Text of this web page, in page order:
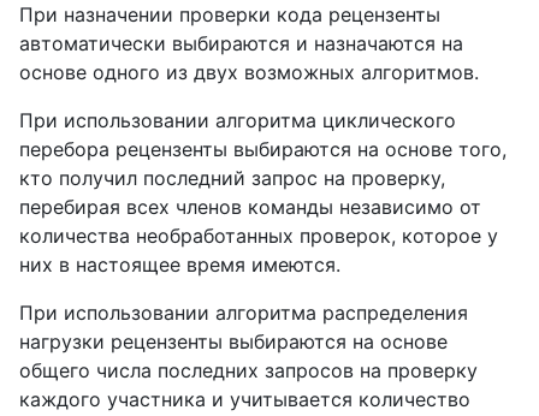
При назначении проверки кода рецензенты
автоматически выбираются и назначаются на
основе одного из двух возможных алгоритмов.
При использовании алгоритма циклического
перебора рецензенты выбираются на основе того,
кто получил последний запрос на проверку,
перебирая всех членов команды независимо от
количества необработанных проверок, которое у
них в настоящее время имеются.
При использовании алгоритма распределения
нагрузки рецензенты выбираются на основе
общего числа последних запросов на проверку
каждого участника и учитывается количество